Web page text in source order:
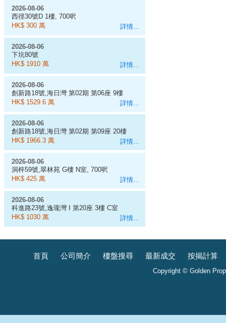
詳情...
2026-08-06
西徑30號D 1樓, 700呎
HK$ 300 萬
詳情...
2026-08-06
下坑80號
HK$ 1910 萬
詳情...
2026-08-06
創新路18號,海日灣 第02期 第06座 9樓
D室
HK$ 1529.6 萬
詳情...
2026-08-06
創新路18號,海日灣 第02期 第09座 20樓
J室
HK$ 1966.3 萬
詳情...
2026-08-06
洞梓59號,翠林苑 G樓 N室, 700呎
HK$ 425 萬
詳情...
2026-08-06
科進路23號,逸瓏灣 I 第20座 3樓 C室
HK$ 1030 萬
首頁 公司簡介 樓盤搜尋 最新成交 按揭計算
Copyright © Golden